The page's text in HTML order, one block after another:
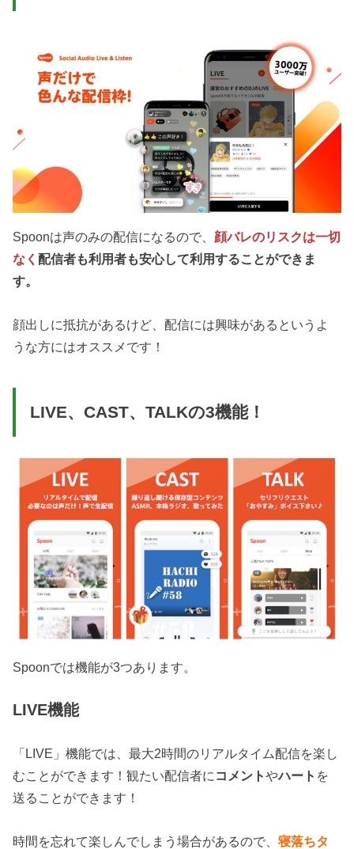
Spoonは声のみの配信になるので、 顔バレのリスクは一切
なく配信者も利用者も安心して利用することができま
す。
顔出しに抵抗があるけど、配信には興味があるというよ
うな方にはオススメです！
LIVE、CAST、TALKの3機能！
Spoonでは機能が3つあります。
LIVE機能
「LIVE」機能では、最大2時間のリアルタイム配信を楽し
むことができます！観たい配信者に コメントやハート を
送ることができます！
時間を忘れて楽しんでしまう場合があるので、寝落ちタ